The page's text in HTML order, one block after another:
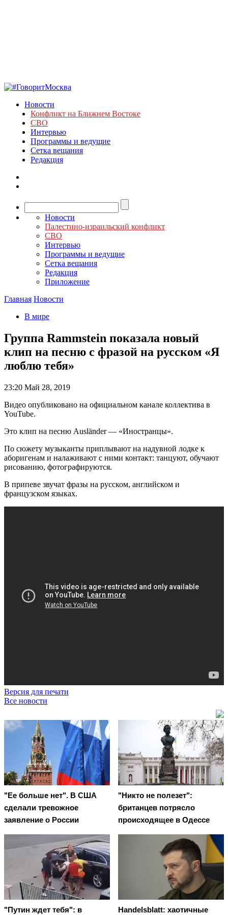
Новости
Конфликт на Ближнем Востоке
СВО
Интервью
Программы и ведущие
Сетка вещания
Редакция
Новости
Палестино-израильский конфликт
СВО
Интервью
Программы и ведущие
Сетка вещания
Редакция
Приложение
Главная Новости
В мире
Группа Rammstein показала новый
клип на песню с фразой на русском «Я
люблю тебя»
23:20 Май 28, 2019
Видео опубликовано на официальном канале коллектива в
YouTube.
Это клип на песню Ausländer — «Иностранцы».
По сюжету музыканты приплывают на надувной лодке к
аборигенам и налаживают с ними контакт: танцуют, обучают
рисованию, фотографируются.
В припеве звучат фразы на русском, английском и
французском языках.
Версия для печати
Все новости
"Ее больше нет". В США
сделали тревожное
заявление о России
"Никто не полезет":
британцев потрясло
происходящее в Одессе
"Путин ждет тебя": в Handelsblatt: хаотичные